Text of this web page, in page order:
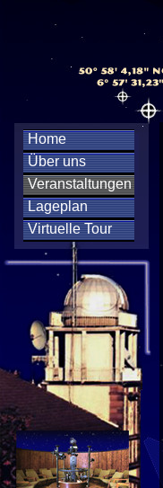
Home
Über uns
Veranstaltungen
Lageplan
Virtuelle Tour